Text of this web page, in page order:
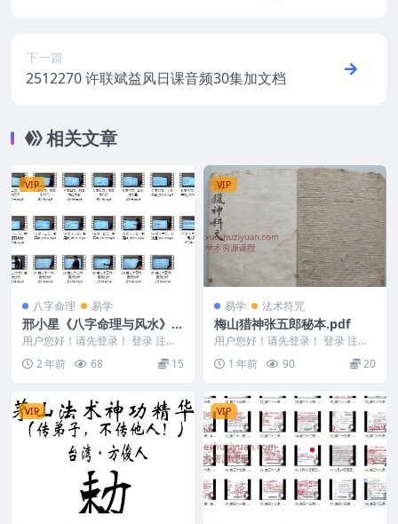
下一篇
2512270 许联斌益风日课音频30集加文档
相关文章
VIP
八字命理 易学
邢小星《八字命理与风水》初
级（基础篇）25集
用户您好！请先登录！ 登录 注册
邢小星八字命理与风水（基础篇）
25集 2412...
2 年前 68 15
VIP
易学 法术符咒
梅山猎神张五郎秘本.pdf
用户您好！请先登录！ 登录 注册
梅山猎神张五郎秘本.pdf 2503156
-3...1 年前 90 20
VIP VIP